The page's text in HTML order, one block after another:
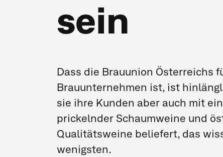
sein
Dass die Brauunion Österreichs
Brauunternehmen ist, ist
sie ihre Kunden aber auch mit
prickelnder Schaumweine und
Qualitätsweine beliefert, das
wenigsten.